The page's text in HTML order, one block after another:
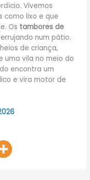
Vivemos
como lixo e que
Os tambores de
num pátio.
de criança,
uma vila no meio do
encontra um
e vira motor de